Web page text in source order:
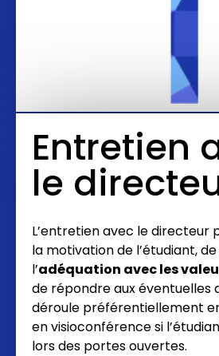
Entretien
le
L’entretien avec le directeur
la motivation de l’étudiant,
l’adéquation avec les
de répondre aux éventuelles
déroule préférentiellement
en visioconférence si
lors des portes ouvertes.